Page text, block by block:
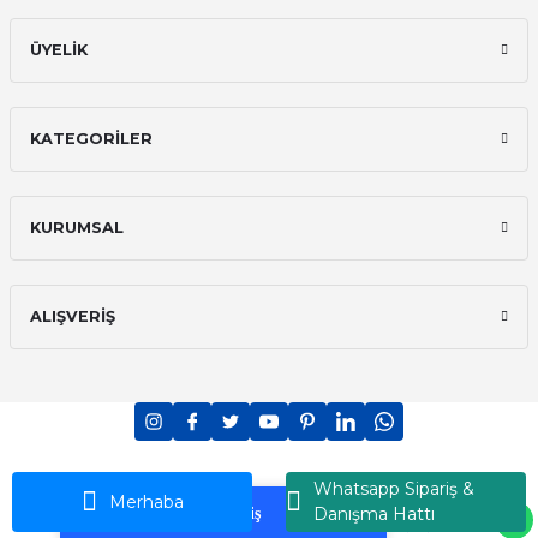
Korumalı Alışveriş
PCI-DSS Ödeme Güvenliği
7/24 Canlı Destek
iyzico Korumalı Alışveriş
Whatsapp Sipariş &
Danışma Hattı
Merhaba
ÜYELİK
KATEGORİLER
KURUMSAL
ALIŞVERİŞ
Ransey © 2026 - Tüm Hakları Saklıdır